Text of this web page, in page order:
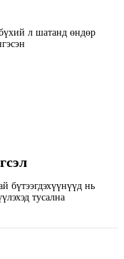
л шатанд өндөр
бүтээгдэхүүнүүд нь
тусална